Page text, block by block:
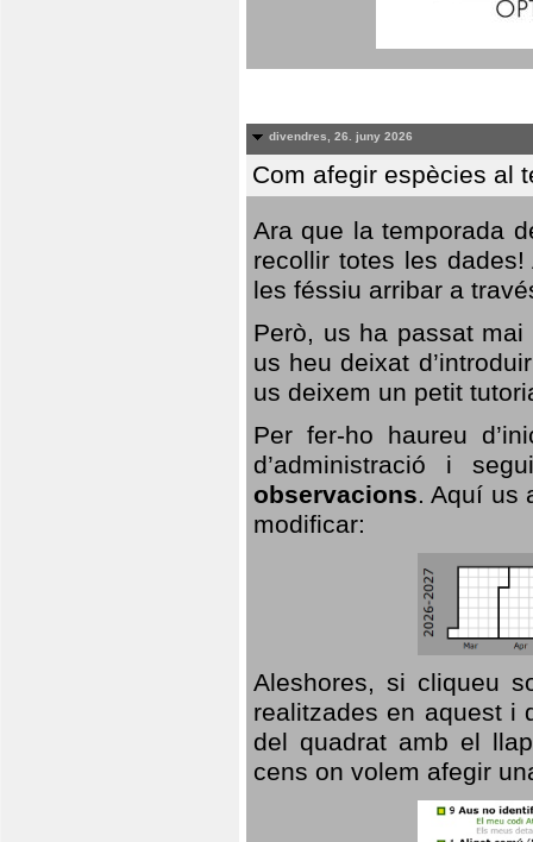
divendres, 26. juny 2026
Com afegir espècies al
Ara que la temporada
recollir totes les
les féssiu arribar a
Però, us ha passat
us heu deixat
us deixem un petit
Per fer-ho haureu
d’administració i
observacions. Aquí us
modificar:
Aleshores, si cliqueu
realitzades en aquest i
del quadrat amb el
cens on volem afegir